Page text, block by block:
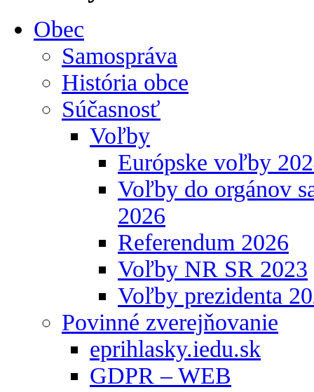
Obec
Samospráva
História obce
Súčasnosť
Voľby
Európske voľby
Voľby do orgánov
2026
Referendum 2026
Voľby NR SR 2023
Voľby prezidenta
Povinné zverejňovanie
eprihlasky.iedu.sk
GDPR – WEB